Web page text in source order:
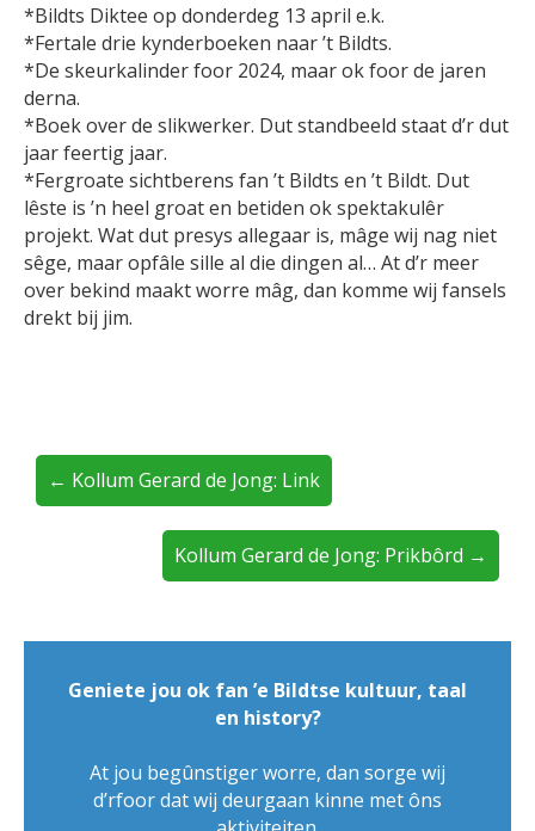
*Bildts Diktee op donderdeg 13 april e.k.
*Fertale drie kynderboeken naar ’t Bildts.
*De skeurkalinder foor 2024, maar ok foor de jaren
derna.
*Boek over de slikwerker. Dut standbeeld staat d’r dut
jaar feertig jaar.
*Fergroate sichtberens fan ’t Bildts en ’t Bildt. Dut
lêste is ’n heel groat en betiden ok spektakulêr
projekt. Wat dut presys allegaar is, mâge wij nag niet
sêge, maar opfâle sille al die dingen al… At d’r meer
over bekind maakt worre mâg, dan komme wij fansels
drekt bij jim.
← Kollum Gerard de Jong: Link
Kollum Gerard de Jong: Prikbôrd →
Geniete jou ok fan ’e Bildtse kultuur, taal
en history?
At jou begûnstiger worre, dan sorge wij
d’rfoor dat wij deurgaan kinne met ôns